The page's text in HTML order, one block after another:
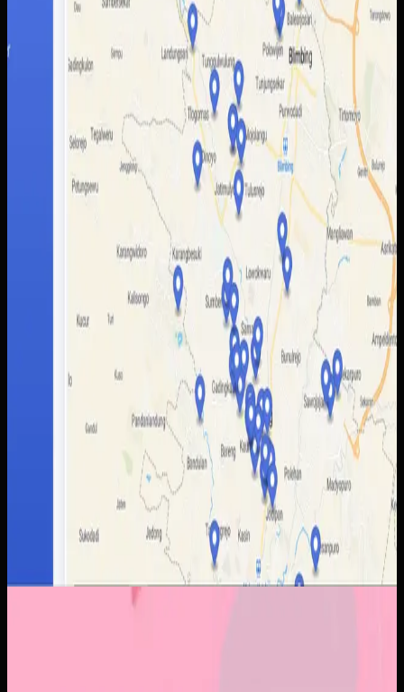
Kami membangun peta interaktif berbasis web dengan
data lokasi, kategori destinasi, dan detail tempat yang
lebih mudah dibaca pengguna. Admin juga mendapatkan
alur pengelolaan data yang lebih rapi untuk memperbarui
informasi wisata tanpa bergantung pada banyak kanal
Baca studi kasus